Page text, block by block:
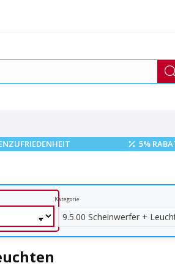
5%
Kategorie